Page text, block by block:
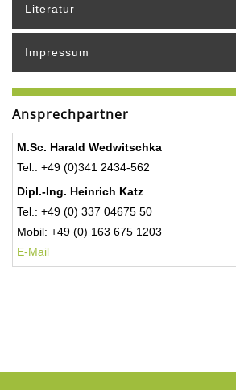
Literatur
Impressum
Ansprechpartner
M.Sc. Harald Wedwitschka
Tel.: +49 (0)341 2434-562
Dipl.-Ing. Heinrich Katz
Tel.: +49 (0) 337 04675 50
Mobil: +49 (0) 163 675 1203
E-Mail